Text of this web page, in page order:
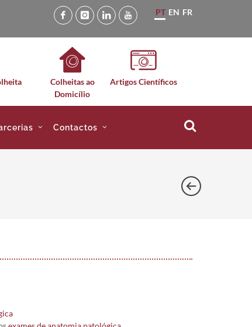
PT EN FR
Colheitas ao
Domicílio
Artigos Científicos
Contactos